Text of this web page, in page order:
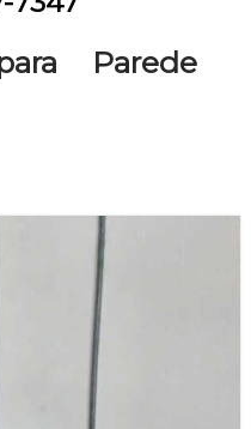
Parede